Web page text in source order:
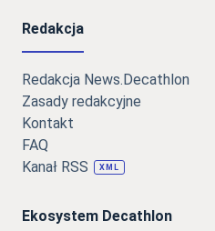
Redakcja
Redakcja News.Decathlon
Zasady redakcyjne
Kontakt
FAQ
Kanał RSS
XML
Ekosystem Decathlon